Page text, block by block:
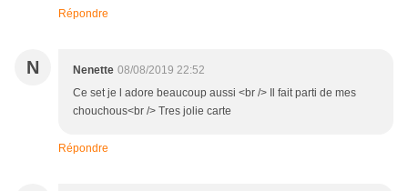
Répondre
N Nenette 08/08/2019 22:52
Ce set je l adore beaucoup aussi <br /> Il fait parti de mes
chouchous<br /> Tres jolie carte
Répondre